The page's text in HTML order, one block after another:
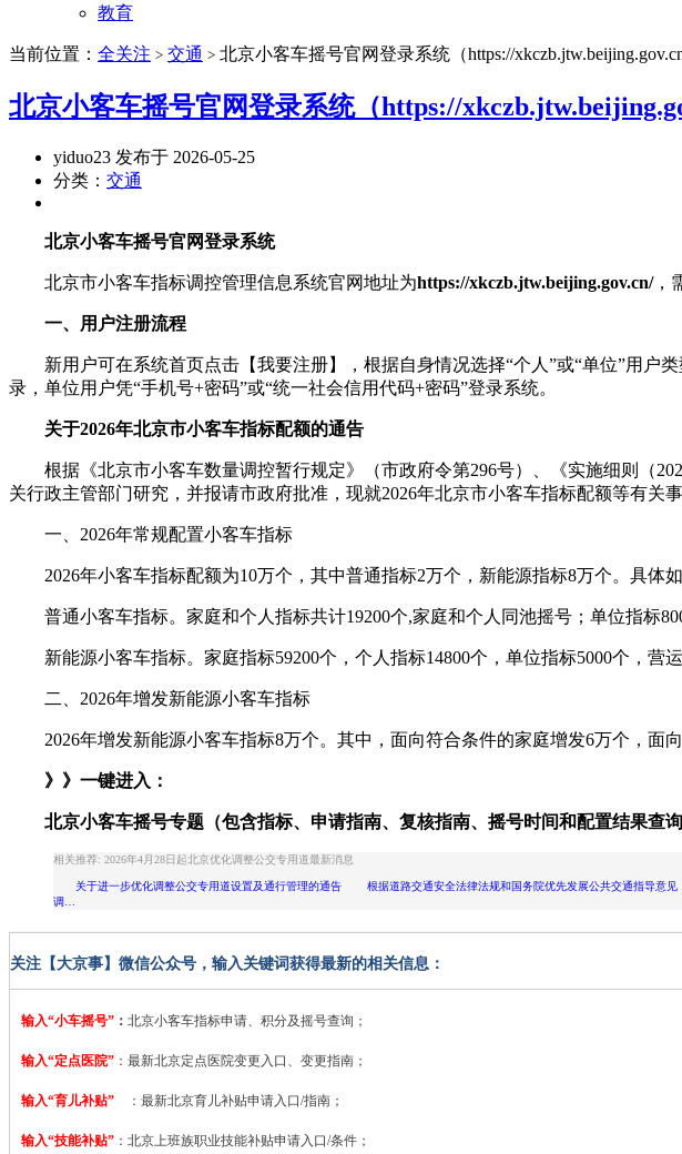
教育
当前位置： 全关注 > 交通 > 北京小客车摇号官网登录系统（https://
北京小客车摇号官网登录系统（https://
yiduo23 发布于 2026-05-25
分类： 交通
北京小客车摇号官网登录系统
北京市小客车指标调控管理信息系统官网地址为https://xkczb.jtw.beijing.gov.cn/，
一、用户注册流程
新用户可在系统首页点击【我要注册】，根据自身情况选择“个人”或“单位”用户
录，单位用户凭“手机号+密码”或“统一社会信用代码+密码”登录系统。
关于2026年北京市小客车指标配额的通告
根据《北京市小客车数量调控暂行规定》（市政府令第296号）、《实施细则（
关行政主管部门研究，并报请市政府批准，现就2026年北京市小客车指标配额等有关
一、2026年常规配置小客车指标
2026年小客车指标配额为10万个，其中普通指标2万个，新能源指标8万个。具体如
普通小客车指标。家庭和个人指标共计19200个,家庭和个人同池摇号；单位指标
新能源小客车指标。家庭指标59200个，个人指标14800个，单位指标5000个，营
二、2026年增发新能源小客车指标
2026年增发新能源小客车指标8万个。其中，面向符合条件的家庭增发6万个，面
》》一键进入：
北京小客车摇号专题 （包含指标、申请指南、复核指南、摇号时间和配置结果查
相关推荐: 2026年4月28日起北京优化调整公交专用道最新消息
关于进一步优化调整公交专用道设置及通行管理的通告 根据道路交通安全法律法规和国务院优先发展公共交通指导意见，
调…
关注【大京事】微信公众号，输入关键词获得最新的相关信息：
输入“小车摇号” ： 北京小客车指标申请、积分及摇号查询；
输入“定点医院” ： 最新北京定点医院变更入口、变更指南；
输入“育儿补贴” ：最新北京育儿补贴申请入口/指南；
输入“技能补贴” ： 北京上班族职业技能补贴申请入口/条件；